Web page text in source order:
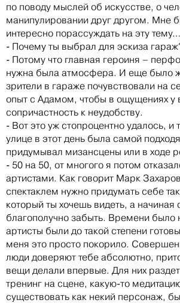
по поводу мыслей об искусстве, о
манипулировании друг другом. Мне
интересно порассуждать на эту тему…
- Почему ты выбрал для эскиза
- Потому что главная героиня –
нужна была атмосфера. И еще было
зрители в гараже почувствовали на
опыт с Адамом, чтобы в ощущениях у
сопричастность к неудобству.
- Вот это уж стопроцентно удалось, и
улице в этот день была самой
придумывал мизансцены или в ходе
- 50 на 50, от многого я потом
артистами. Как говорит Марк
спектаклем нужно придумать себе
который ты хочешь видеть, а начиная
благополучно забыть. Времени было
артисты были до такой степени
меня это просто покорило.
люди доверяют тебе абсолютно,
вещи делали впервые. Для них
тренинг на сцене, какую-то
существовать как некий персонаж,